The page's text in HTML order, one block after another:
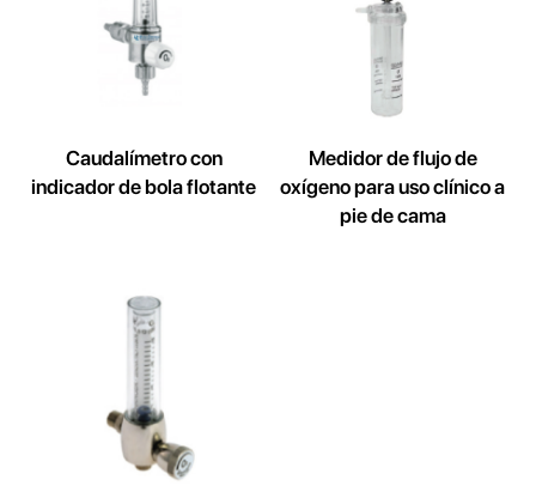
Caudalímetro con
indicador de bola flotante
Medidor de flujo de
oxígeno para uso clínico a
pie de cama